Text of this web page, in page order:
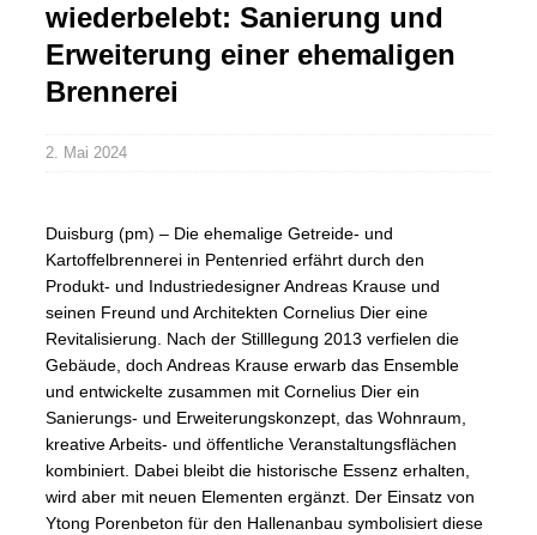
wiederbelebt: Sanierung und
Erweiterung einer ehemaligen
Brennerei
2. Mai 2024
Duisburg (pm) – Die ehemalige Getreide- und
Kartoffelbrennerei in Pentenried erfährt durch den
Produkt- und Industriedesigner Andreas Krause und
seinen Freund und Architekten Cornelius Dier eine
Revitalisierung. Nach der Stilllegung 2013 verfielen die
Gebäude, doch Andreas Krause erwarb das Ensemble
und entwickelte zusammen mit Cornelius Dier ein
Sanierungs- und Erweiterungskonzept, das Wohnraum,
kreative Arbeits- und öffentliche Veranstaltungsflächen
kombiniert. Dabei bleibt die historische Essenz erhalten,
wird aber mit neuen Elementen ergänzt. Der Einsatz von
Ytong Porenbeton für den Hallenanbau symbolisiert diese